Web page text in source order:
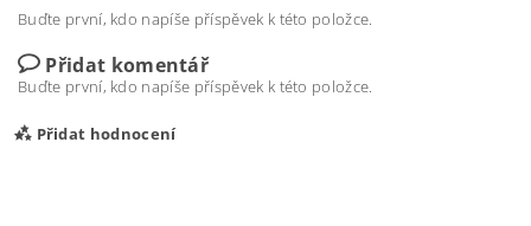
Buďte první, kdo napíše příspěvek k této položce.
Přidat komentář
Buďte první, kdo napíše příspěvek k této položce.
Přidat hodnocení